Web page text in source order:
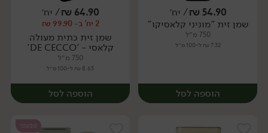
יח׳ יח׳
54.90
₪/ יח׳
שמן זית "מוניני קלאסיקו"
750 מ״ל
7.32 ₪ ל-100 מ״ל
הוספה לסל
64.90
₪/ יח׳
2 יח' ב- 99.90 ₪
שמן זית כתית מעולה
קלאסי - 'DE CECCO'
750 מ״ל
8.65 ₪ ל-100 מ״ל
הוספה לסל
טבעוני